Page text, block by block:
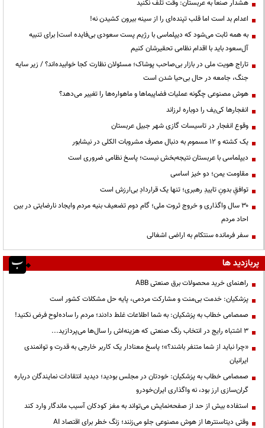
هشدار صنعا به عربستان: وقت تلف نکنید
اعدام بد است اما قلب تپنده‌ای را از سینه بیرون کشیدن نه!
به همه ثابت می‌شود که دیپلماسی با رژیم پست سعودی بی‌فایده است| برای تنبیه
آل‌سعود باید با اقدام نظامی تحقیرشان کنیم
تاراج هویت ملی در بازار بی‌صاحب پوشاک؛ مسئولان نظارت کجا خوابیده‌اند؟ / زیر سایه
جنگ، جامعه در حال بی‌حیا شدن است
هوش مصنوعی چگونه عملیات فضاپیماها و ماهواره‌ها را تغییر می‌دهد؟
انفجارها کی‌یف را دوباره لرزاند
وقوع انفجار در تاسیسات گازی شهر جبیل عربستان
یک کشته و ۱۲ مسموم به دنبال مصرف مشروبات الکلی در نیشابور
دیپلماسی با عربستان نتیجه‌بخش نیست؛ پاسخ نظامی ضروری است
مقاومت یمن؛ دو خیز اساسی
توافقِ بدونِ تاییدِ رهبری؛ تنها یک قراردادِ بی‌ارزش است
۳۰ سال واگذاری و خروج ثروت ملی؛ گام دوم تضعیف بنیه مردم وایجاد نارضایتی در بین
احاد مردم
سفر فرمانده سنتکام به اراضی اشغالی
پربازدید ها
راهنمای خرید محصولات برق صنعتی ABB
پزشکیان: خدمت بی‌منت و مشارکت مردمی، پایه حل مشکلات کشور است
صمصامی خطاب به پزشکیان: به شما اطلاعات غلط دادند؛ مردم را ساده‌لوح فرض نکنید!
3 اشتباه رایج در انتخاب رنگ صنعتی که هزینه‌اش را سال‌ها می‌پردازید...
«چرا نباید از شما متنفر باشند؟»؛ پاسخ معنادار یک کاربر خارجی به قدرت و توانمندی
ایرانیان
صمصامی خطاب به پزشکیان: خودتان در مجلس بودید؛ دیدید انتقادات نمایندگان درباره
گران‌سازی ارز بود، نه واگذاری ایران‌خودرو
استفاده بیش از حد از صفحه‌نمایش می‌تواند به مغز کودکان آسیب ماندگار وارد کند
وقتی دیتاسنترها از هوش مصنوعی جلو می‌زنند؛ زنگ خطر برای اقتصاد AI